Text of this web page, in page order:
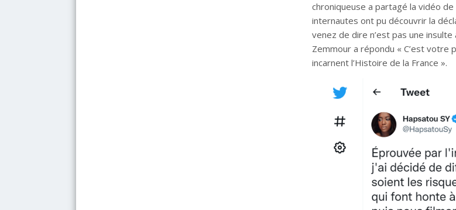
chroniqueuse a partagé la vidéo
internautes ont pu découvrir la
venez de dire n’est pas une
Zemmour a répondu « C’est votre
incarnent l’Histoire de la France ».